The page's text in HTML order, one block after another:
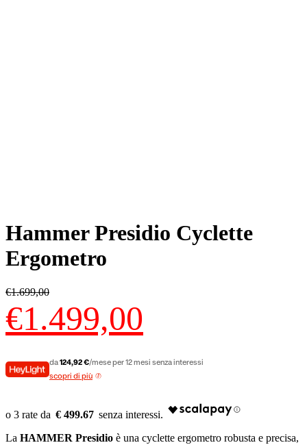
Hammer Presidio Cyclette
Ergometro
€1.699,00Il
originale
era:
€1.499,00
attuale
è:
da124,92 €/mese per 12 mesi senza interessi
scopri di più
€ 499.67
La HAMMER Presidio è una cyclette ergometro robusta e precisa,